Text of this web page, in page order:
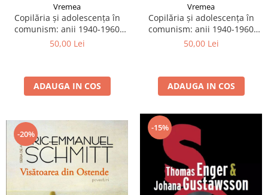
Vremea
Copilăria și adolescența în
comunism: anii 1940-1960
Vol.1
50,00 Lei
ADAUGA IN COS
Vremea
Copilăria și adolescența în
comunism: anii 1940-1960
Vol.2
50,00 Lei
ADAUGA IN COS
-20%
-15%